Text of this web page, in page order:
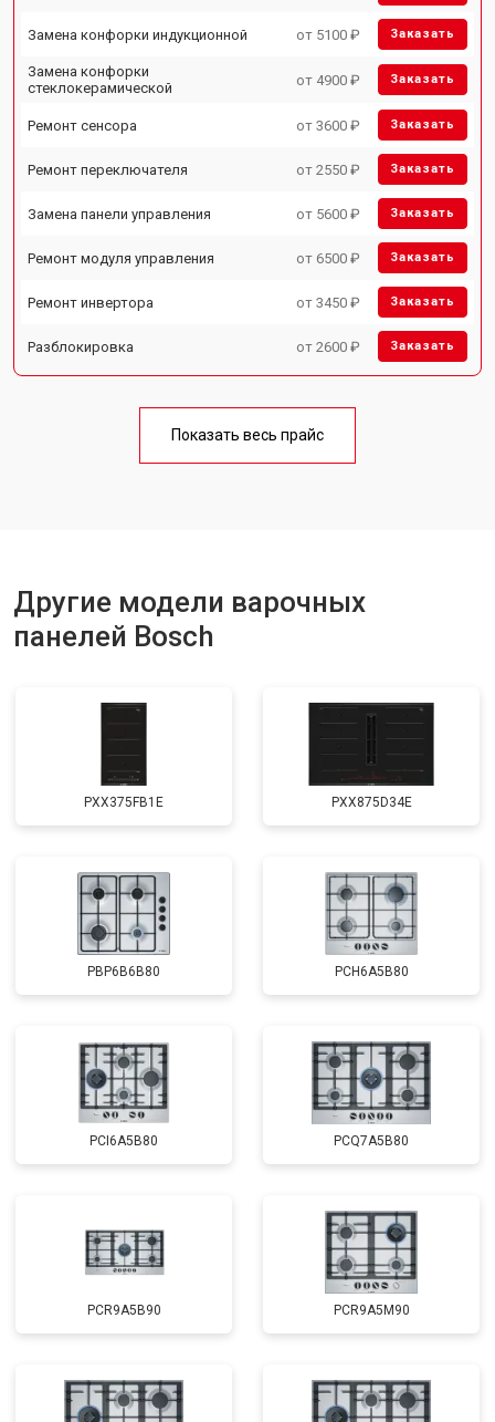
Замена конфорки индукционной от 5100 ₽ Заказать
Замена конфорки
стеклокерамической
от 4900 ₽ Заказать
Ремонт сенсора от 3600 ₽ Заказать
Ремонт переключателя от 2550 ₽ Заказать
Замена панели управления от 5600 ₽ Заказать
Ремонт модуля управления от 6500 ₽ Заказать
Ремонт инвертора от 3450 ₽ Заказать
Разблокировка от 2600 ₽ Заказать
Показать весь прайс
Другие модели варочных
панелей Bosch
PXX375FB1E PXX875D34E
PBP6B6B80 PCH6A5B80
PCI6A5B80 PCQ7A5B80
PCR9A5B90 PCR9A5M90